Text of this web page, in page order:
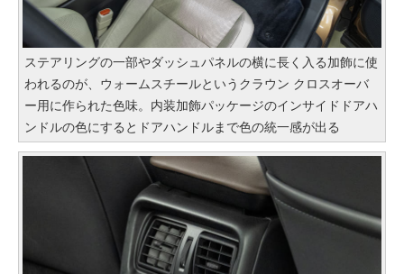
ステアリングの一部やダッシュパネルの横に長く入る加飾に使
われるのが、ウォームスチールというクラウン クロスオーバ
ー用に作られた色味。内装加飾パッケージのインサイドドアハ
ンドルの色にするとドアハンドルまで色の統一感が出る